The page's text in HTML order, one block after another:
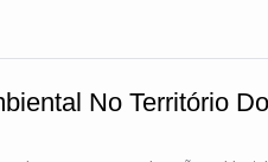
docente, e discente.
No Território